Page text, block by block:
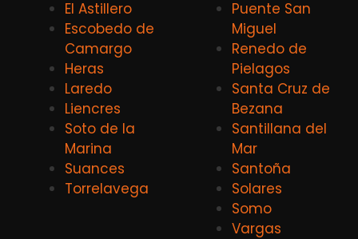
El Astillero
Escobedo de
Camargo
Heras
Laredo
Liencres
Soto de la
Marina
Suances
Torrelavega
Puente San
Miguel
Renedo de
Pielagos
Santa Cruz de
Bezana
Santillana del
Mar
Santoña
Solares
Somo
Vargas